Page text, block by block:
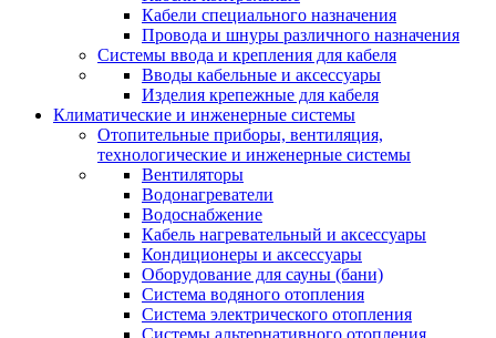
Кабели специального назначения
Провода и шнуры различного назначения
Системы ввода и крепления для кабеля
Вводы кабельные и аксессуары
Изделия крепежные для кабеля
Климатические и инженерные системы
Отопительные приборы, вентиляция,
технологические и инженерные системы
Вентиляторы
Водонагреватели
Водоснабжение
Кабель нагревательный и аксессуары
Кондиционеры и аксессуары
Оборудование для сауны (бани)
Система водяного отопления
Система электрического отопления
Системы альтернативного отопления